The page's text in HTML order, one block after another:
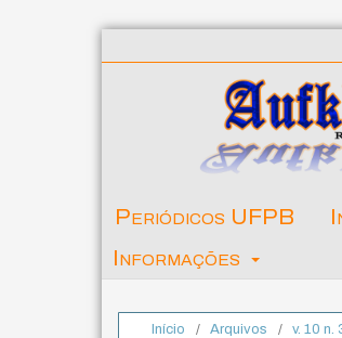
Periódicos UFPB
Informações
Início / Arquivos / v. 10